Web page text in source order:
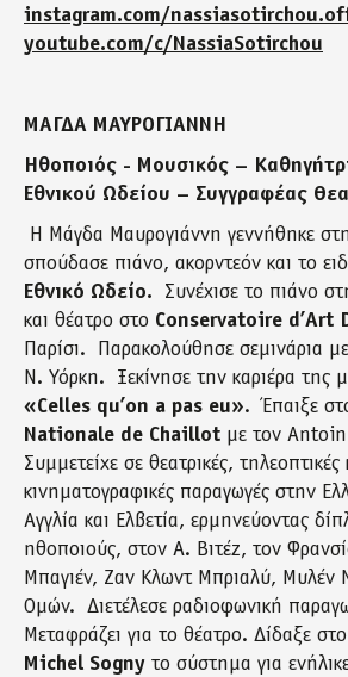
instagram.com/
youtube.com/c/NassiaSotirchou
ΜΑΓΔΑ ΜΑΥΡΟΓΙΑΝΝΗ
Ηθοποιός - Μουσικός –
Εθνικού Ωδείου – Συγγραφέας
Η Μάγδα Μαυρογιάννη γεννήθηκε
σπούδασε πιάνο, ακορντεόν και το
Εθνικό Ωδείο. Συνέχισε το πιάνο
και θέατρο στο Conservatoire d’Art
Παρίσι. Παρακολούθησε σεμινάρια
Ν. Υόρκη. Ξεκίνησε την καριέρα της
«Celles qu’on a pas eu». Έπαιξε
Nationale de Chaillot με τον
Συμμετείχε σε θεατρικές, τηλεοπτικές
κινηματογραφικές παραγωγές στην
Αγγλία και Ελβετία, ερμηνεύοντας
ηθοποιούς, στον Α. Βιτέz, τον
Μπαγιέν, Ζαν Κλωντ Μπριαλύ, Μυλέν
Ομών. Διετέλεσε ραδιοφωνική
Μεταφράζει για το θέατρο. Δίδαξε
Michel Sogny το σύστημα για